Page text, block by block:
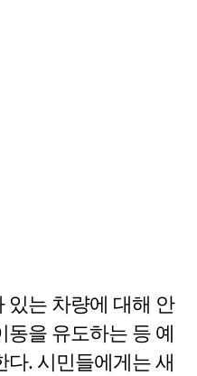
있는 차량에 대해 안
을 유도하는 등 예
다. 시민들에게는 새